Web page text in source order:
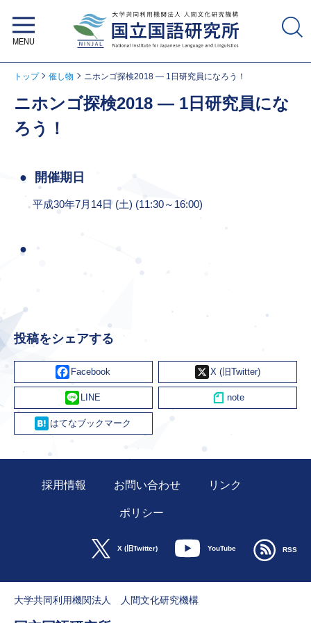
トップ 催し物 ニホンゴ探検2018 ― 1日研究員になろう！
ニホンゴ探検2018 ― 1日研究員にな
ろう！
開催期日
平成30年7月14日 (土) (11:30～16:00)
投稿をシェアする
Facebook X
Line
Hatena
採用情報 お問い合わせ リンク
ポリシー
X (旧Twitter) YouTube RSS
大学共同利用機関法人 人間文化研究機構